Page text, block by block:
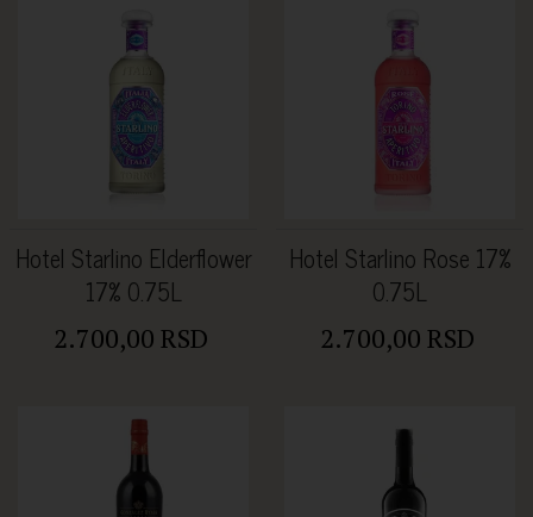
Hotel Starlino Elderflower
17% 0.75L
2.700,00 RSD
Hotel Starlino Rose 17%
0.75L
2.700,00 RSD